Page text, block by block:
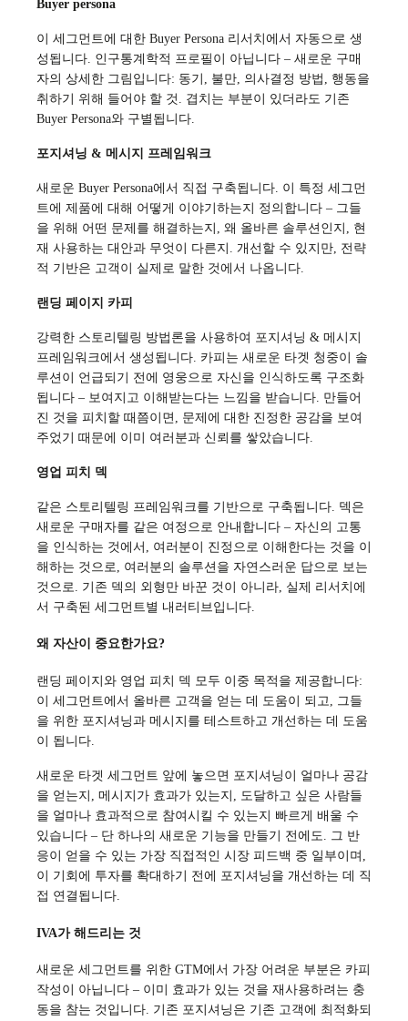
Buyer persona
이 세그먼트에 대한 Buyer Persona 리서치에서 자동으로 생
성됩니다. 인구통계학적 프로필이 아닙니다 – 새로운 구매
자의 상세한 그림입니다: 동기, 불만, 의사결정 방법, 행동을
취하기 위해 들어야 할 것. 겹치는 부분이 있더라도 기존
Buyer Persona와 구별됩니다.
포지셔닝 & 메시지 프레임워크
새로운 Buyer Persona에서 직접 구축됩니다. 이 특정 세그먼
트에 제품에 대해 어떻게 이야기하는지 정의합니다 – 그들
을 위해 어떤 문제를 해결하는지, 왜 올바른 솔루션인지, 현
재 사용하는 대안과 무엇이 다른지. 개선할 수 있지만, 전략
적 기반은 고객이 실제로 말한 것에서 나옵니다.
랜딩 페이지 카피
강력한 스토리텔링 방법론을 사용하여 포지셔닝 & 메시지
프레임워크에서 생성됩니다. 카피는 새로운 타겟 청중이 솔
루션이 언급되기 전에 영웅으로 자신을 인식하도록 구조화
됩니다 – 보여지고 이해받는다는 느낌을 받습니다. 만들어
진 것을 피치할 때쯤이면, 문제에 대한 진정한 공감을 보여
주었기 때문에 이미 여러분과 신뢰를 쌓았습니다.
영업 피치 덱
같은 스토리텔링 프레임워크를 기반으로 구축됩니다. 덱은
새로운 구매자를 같은 여정으로 안내합니다 – 자신의 고통
을 인식하는 것에서, 여러분이 진정으로 이해한다는 것을 이
해하는 것으로, 여러분의 솔루션을 자연스러운 답으로 보는
것으로. 기존 덱의 외형만 바꾼 것이 아니라, 실제 리서치에
서 구축된 세그먼트별 내러티브입니다.
왜 자산이 중요한가요?
랜딩 페이지와 영업 피치 덱 모두 이중 목적을 제공합니다:
이 세그먼트에서 올바른 고객을 얻는 데 도움이 되고, 그들
을 위한 포지셔닝과 메시지를 테스트하고 개선하는 데 도움
이 됩니다.
새로운 타겟 세그먼트 앞에 놓으면 포지셔닝이 얼마나 공감
을 얻는지, 메시지가 효과가 있는지, 도달하고 싶은 사람들
을 얼마나 효과적으로 참여시킬 수 있는지 빠르게 배울 수
있습니다 – 단 하나의 새로운 기능을 만들기 전에도. 그 반
응이 얻을 수 있는 가장 직접적인 시장 피드백 중 일부이며,
이 기회에 투자를 확대하기 전에 포지셔닝을 개선하는 데 직
접 연결됩니다.
IVA가 해드리는 것
새로운 세그먼트를 위한 GTM에서 가장 어려운 부분은 카피
작성이 아닙니다 – 이미 효과가 있는 것을 재사용하려는 충
동을 참는 것입니다. 기존 포지셔닝은 기존 고객에 최적화되